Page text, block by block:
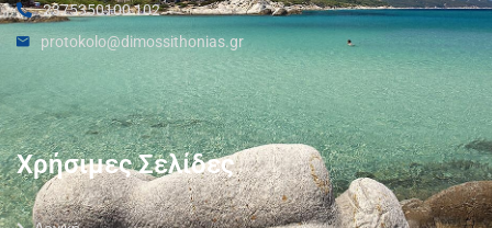
2375350100 102
protokolo@dimossithonias.gr
Χρήσιμες Σελίδες